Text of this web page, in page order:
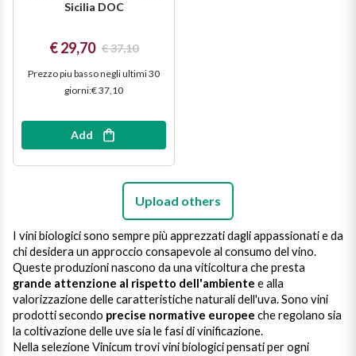
Sicilia DOC
€ 29,70 € 37,10
Prezzo piu basso negli ultimi 30
giorni:€ 37,10
Add
Upload others
I vini biologicisono sempre più apprezzati dagli appassionati e da
chi desidera un approccio consapevole al consumo del vino.
Queste produzioni nascono da una viticoltura che presta
grande attenzione al rispetto dell'ambiente e alla
valorizzazione delle caratteristiche naturali dell'uva. Sono vini
prodotti secondo precise normative europee che regolano sia
la coltivazione delle uve sia le fasi di vinificazione.
Nella selezione Vinicum trovi vini biologici pensati per ogni